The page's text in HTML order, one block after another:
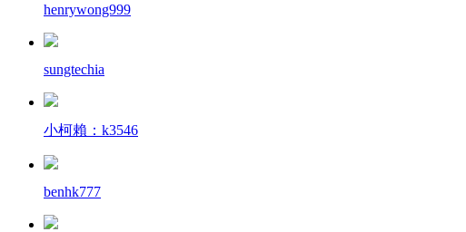
henrywong999
sungtechia
小柯賴：k3546
benhk777